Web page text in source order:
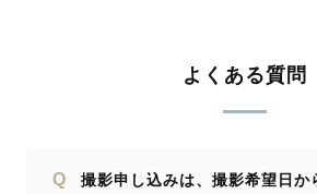
よくある質問
Q
撮影申し込みは、撮影希望日か